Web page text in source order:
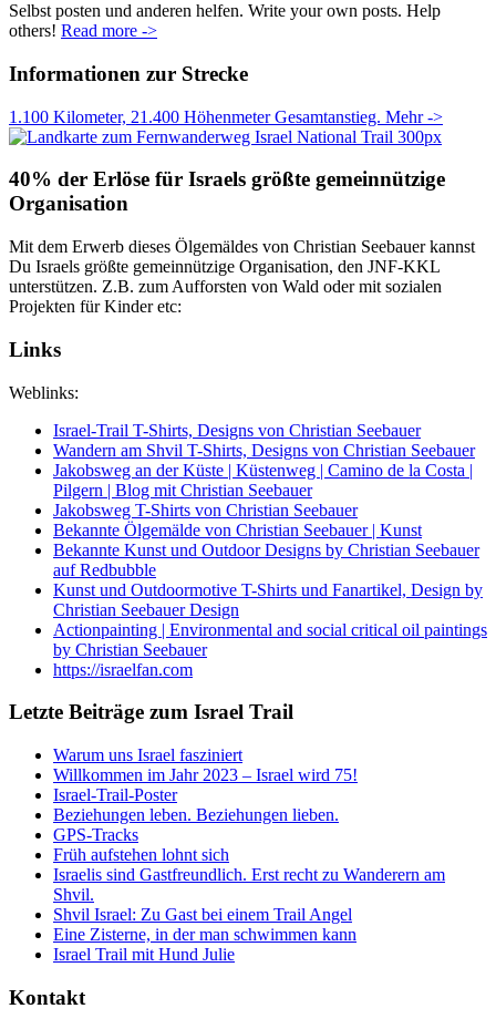
Selbst posten und anderen helfen. Write your own posts. Help
others! Read more ->
Informationen zur Strecke
1.100 Kilometer, 21.400 Höhenmeter Gesamtanstieg. Mehr ->
40% der Erlöse für Israels größte gemeinnützige
Organisation
Mit dem Erwerb dieses Ölgemäldes von Christian Seebauer kannst
Du Israels größte gemeinnützige Organisation, den JNF-KKL
unterstützen. Z.B. zum Aufforsten von Wald oder mit sozialen
Projekten für Kinder etc:
Links
Weblinks:
Israel-Trail T-Shirts, Designs von Christian Seebauer
Wandern am Shvil T-Shirts, Designs von Christian Seebauer
Jakobsweg an der Küste | Küstenweg | Camino de la Costa |
Pilgern | Blog mit Christian Seebauer
Jakobsweg T-Shirts von Christian Seebauer
Bekannte Ölgemälde von Christian Seebauer | Kunst
Bekannte Kunst und Outdoor Designs by Christian Seebauer
auf Redbubble
Kunst und Outdoormotive T-Shirts und Fanartikel, Design by
Christian Seebauer Design
Actionpainting | Environmental and social critical oil paintings
by Christian Seebauer
https://israelfan.com
Letzte Beiträge zum Israel Trail
Warum uns Israel fasziniert
Willkommen im Jahr 2023 – Israel wird 75!
Israel-Trail-Poster
Beziehungen leben. Beziehungen lieben.
GPS-Tracks
Früh aufstehen lohnt sich
Israelis sind Gastfreundlich. Erst recht zu Wanderern am
Shvil.
Shvil Israel: Zu Gast bei einem Trail Angel
Eine Zisterne, in der man schwimmen kann
Israel Trail mit Hund Julie
Kontakt